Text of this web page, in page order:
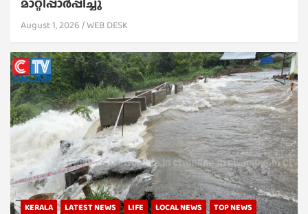
August 1, 2026 WEB DESK
KERALA LATEST NEWS LIFE LOCAL NEWS TOP NEWS